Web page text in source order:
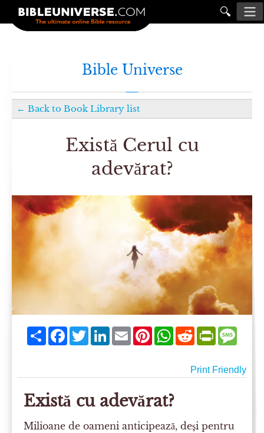
🔍
Bible Universe
← Back to Book Library list
Există Cerul cu
adevărat?
ShareFacebookTwitterLinkedIn
EmailPinterestWhatsApp
Reddit
Print Friendly
Există cu adevărat?
Milioane de oameni anticipează, deşi pentru